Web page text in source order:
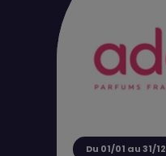
Du 01/01 au 31/12